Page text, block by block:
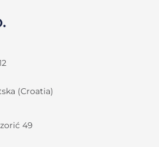
(Croatia)
49